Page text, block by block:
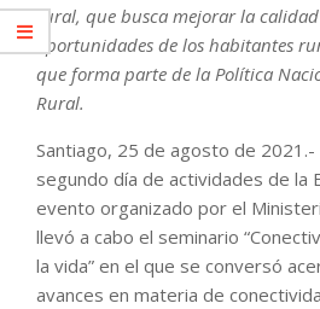
rural, que busca mejorar la
oportunidades de los habitantes
que forma parte de la Política
Rural.
Santiago, 25 de agosto de 2021.-
segundo día de actividades de la
evento organizado por el
llevó a cabo el seminario
la vida” en el que se conversó
avances en materia de